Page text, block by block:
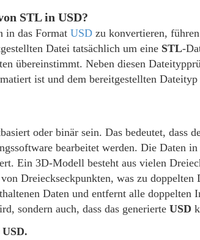
STL in USD?
in das Format USD zu konvertieren,
Datei tatsächlich um eine STL-
übereinstimmt. Neben diesen
ist und dem bereitgestellten
oder binär sein. Das bedeutet,
bearbeitet werden. Die Daten
Ein 3D-Modell besteht aus vielen
Dreieckseckpunkten, was zu
Daten und entfernt alle
sondern auch, dass das generierte USD